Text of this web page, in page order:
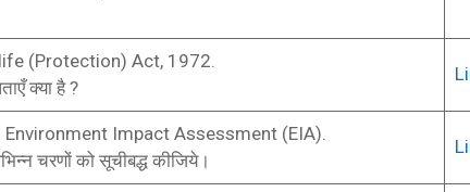
(Protection) Act, 1972.
क्या है ?
Impact Assessment (EIA).
चरणों को सूचीबद्ध कीजिये।